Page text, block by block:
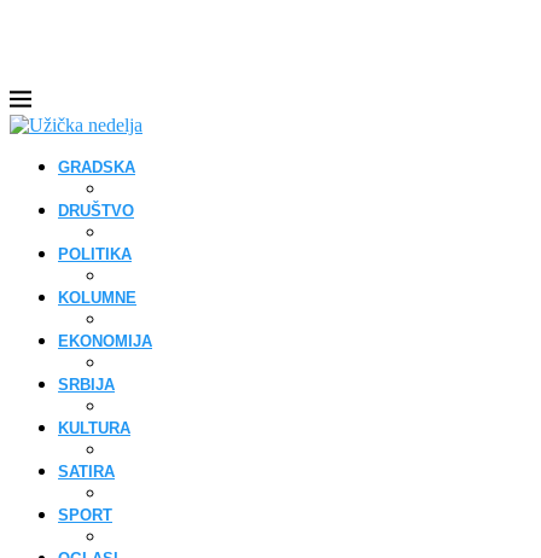
GRADSKA
DRUŠTVO
POLITIKA
KOLUMNE
EKONOMIJA
SRBIJA
KULTURA
SATIRA
SPORT